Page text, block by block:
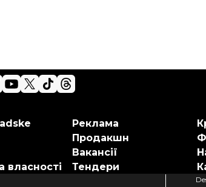
власності
Реклама
Продакшн
Вакансії
Тендери